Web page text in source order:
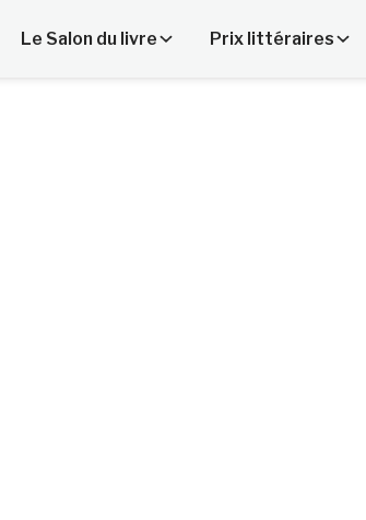
Le Salon du livre Prix littéraires